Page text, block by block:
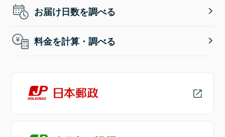
お届け日数を調べる
料金を計算・調べる